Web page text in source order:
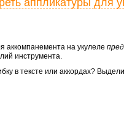
аппликатуры для
аккомпанемента на укулеле
инструмента.
в тексте или аккордах?